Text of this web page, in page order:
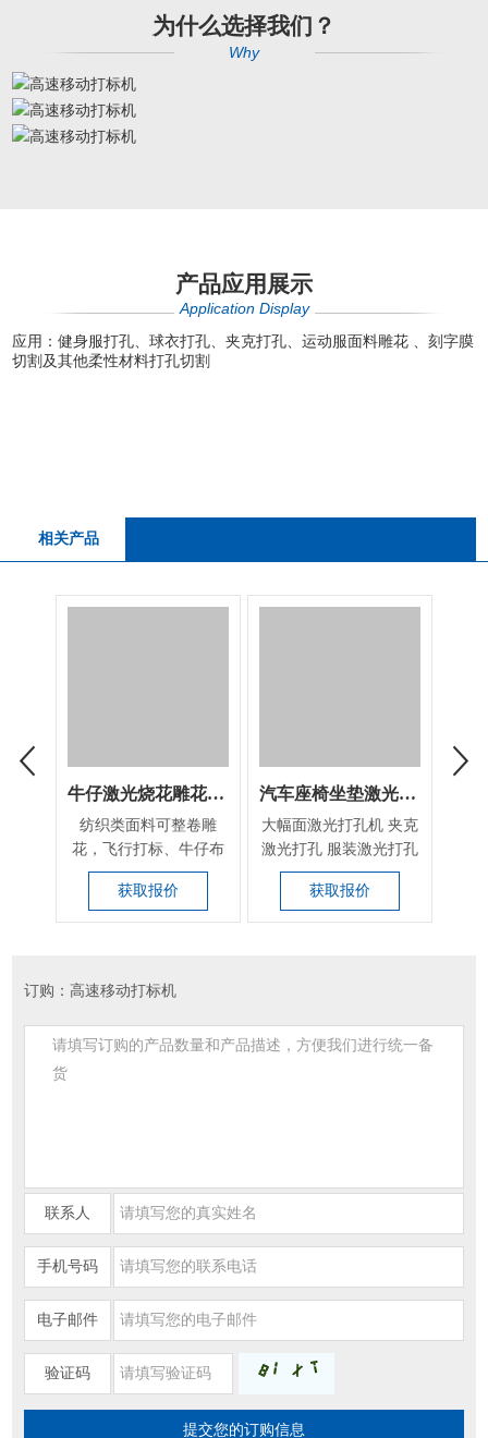
为什么选择我们？
Why
产品应用展示
Application Display
应用：健身服打孔、球衣打孔、夹克打孔、运动服面料雕花 、刻字膜
切割及其他柔性材料打孔切割
相关产品
牛仔激光烧花雕花设备
纺织类面料可整卷雕
花，飞行打标、牛仔布
雕花、激光水洗
获取报价
汽车座椅坐垫激光打孔雕花设备
大幅面激光打孔机 夹克
激光打孔 服装激光打孔
面料透气孔打孔镂...
获取报价
订购：高速移动打标机
联系人
手机号码
电子邮件
验证码